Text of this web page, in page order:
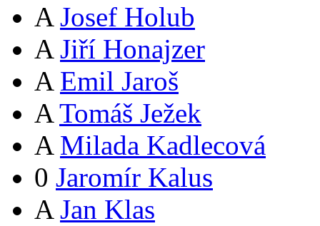
A Josef Holub
A Jiří Honajzer
A Emil Jaroš
A Tomáš Ježek
A Milada Kadlecová
0 Jaromír Kalus
A Jan Klas